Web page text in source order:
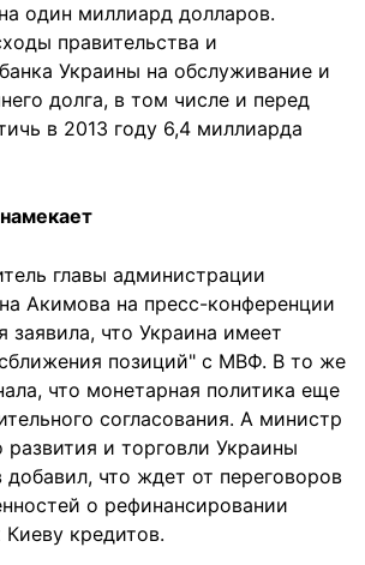
один миллиард долларов.
правительства и
Украины на обслуживание и
долга, в том числе и перед
в 2013 году 6,4 миллиарда
главы администрации
Акимова на пресс-конференции
заявила, что Украина имеет
позиций" с МВФ. В то же
что монетарная политика еще
согласования. А министр
развития и торговли Украины
что ждет от переговоров
о рефинансировании
кредитов.